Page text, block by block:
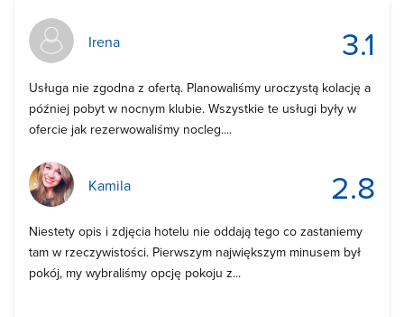
3.1
Irena
Usługa nie zgodna z ofertą. Planowaliśmy uroczystą kolację a
później pobyt w nocnym klubie. Wszystkie te usługi były w
ofercie jak rezerwowaliśmy nocleg....
2.8
Kamila
Niestety opis i zdjęcia hotelu nie oddają tego co zastaniemy
tam w rzeczywistości. Pierwszym największym minusem był
pokój, my wybraliśmy opcję pokoju z...